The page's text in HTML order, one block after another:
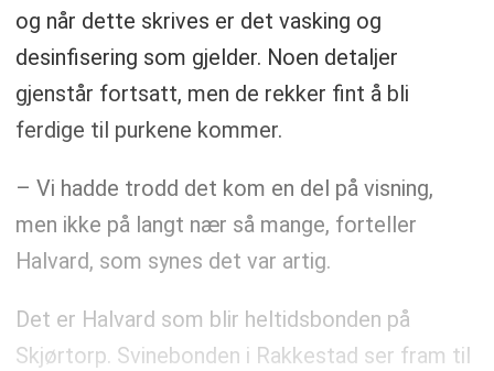
og når dette skrives er det vasking og
desinfisering som gjelder. Noen detaljer
gjenstår fortsatt, men de rekker fint å bli
ferdige til purkene kommer.
– Vi hadde trodd det kom en del på visning,
men ikke på langt nær så mange, forteller
Halvard, som synes det var artig.
Det er Halvard som blir heltidsbonden på
Skjørtorp. Svinebonden i Rakkestad ser fram til